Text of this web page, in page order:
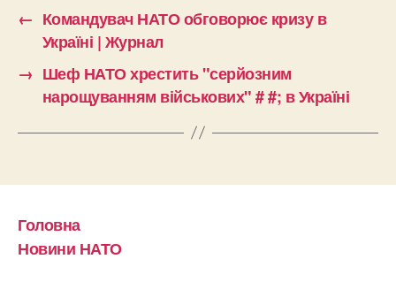
← Командувач НАТО обговорює кризу в
Україні | Журнал
→ Шеф НАТО хрестить "серйозним
нарощуванням військових" # #; в Україні
Головна
Новини НАТО